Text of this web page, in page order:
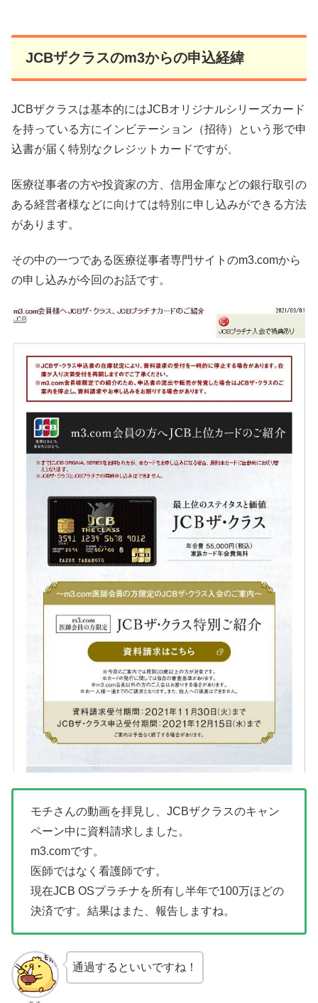
JCBザクラスのm3からの申込経緯
JCBザクラスは基本的にはJCBオリジナルシリーズカード
を持っている方にインビテーション（招待）という形で申
込書が届く特別なクレジットカードですが、
医療従事者の方や投資家の方、信用金庫などの銀行取引の
ある経営者様などに向けては特別に申し込みができる方法
があります。
その中の一つである医療従事者専門サイトのm3.comから
の申し込みが今回のお話です。
モチさんの動画を拝見し、JCBザクラスのキャン
ペーン中に資料請求しました。
m3.comです。
医師ではなく看護師です。
現在JCB OSプラチナを所有し半年で100万ほどの
決済です。結果はまた、報告しますね。
通過するといいですね！